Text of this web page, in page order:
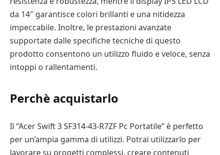
da 14″ garantisce colori brillanti e una nitidezza
impeccabile. Inoltre, le prestazioni avanzate
supportate dalle specifiche tecniche di questo
prodotto consentono un utilizzo fluido e veloce, senza
intoppi o rallentamenti.
Perchè acquistarlo
Il “Acer Swift 3 SF314-43-R7ZF Pc Portatile” è perfetto
per un’ampia gamma di utilizzi. Potrai utilizzarlo per
lavorare su progetti complessi, creare contenuti